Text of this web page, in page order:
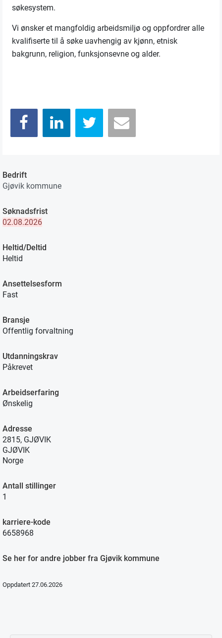
søkesystem.
Vi ønsker et mangfoldig arbeidsmiljø og oppfordrer alle
kvalifiserte til å søke uavhengig av kjønn, etnisk
bakgrunn, religion, funksjonsevne og alder.
Bedrift
Gjøvik kommune
Søknadsfrist
02.08.2026
Heltid/Deltid
Heltid
Ansettelsesform
Fast
Bransje
Offentlig forvaltning
Utdanningskrav
Påkrevet
Arbeidserfaring
Ønskelig
Adresse
2815, GJØVIK
GJØVIK
Norge
Antall stillinger
1
karriere-kode
6658968
Se her for andre jobber fra Gjøvik kommune
Oppdatert 27.06.2026